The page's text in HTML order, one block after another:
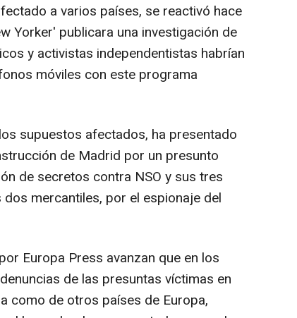
a varios países, se reactivó hace
Yorker' publicara una investigación de
y activistas independentistas habrían
móviles con este programa
supuestos afectados, ha presentado
de Madrid por un presunto
de secretos contra NSO y sus tres
mercantiles, por el espionaje del
Europa Press avanzan que en los
de las presuntas víctimas en
como de otros países de Europa,